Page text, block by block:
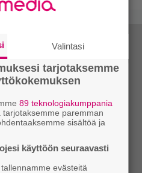
Valintasi
tarjotaksemme
89 teknologiakumppania
paremman
sisältöä ja
käyttöön seuraavasti
evästeitä